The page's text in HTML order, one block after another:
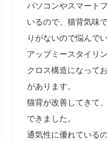
パソコンやスマート
いるので、猫背気味
りがないので悩んで
アップミースタイリ
クロス構造になって
があります。
猫背が改善してきて
できました。
通気性に優れている